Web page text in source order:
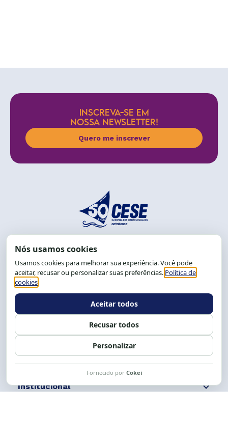
INSCREVA-SE EM
NOSSA NEWSLETTER!
Quero me inscrever
End.: R. da Graça, 150. Graça
CEP: 40.150-055
Salvador-BA, Brasil.
Tel.: (71) 2104-5457, Cel.: (71) 9 9239-2104 ou 2105
Expediente: 8h às 12h e 13 às 17h.
Siga nossas redes Fale conosco
Institucional